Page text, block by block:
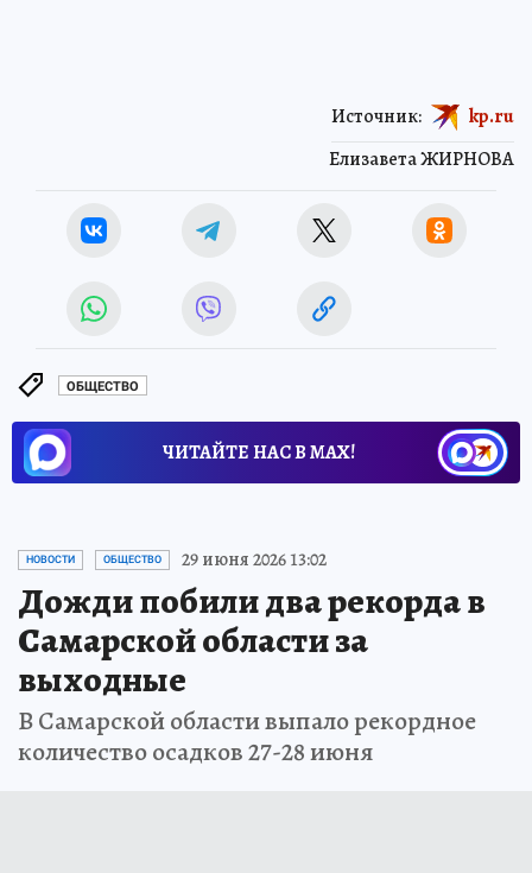
Елизавета ЖИРНОВА
Источник: kp.ru
ОБЩЕСТВО
ЧИТАЙТЕ НАС В МАХ!
НОВОСТИ ОБЩЕСТВО 29 июня 2026 13:02
Дожди побили два рекорда в
Самарской области за
выходные
В Самарской области выпало рекордное
количество осадков 27-28 июня